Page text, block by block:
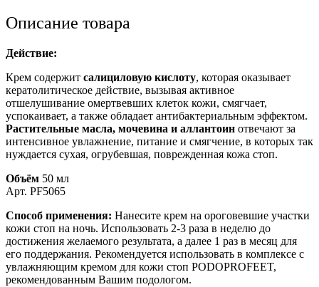
Описание товара
Действие:
Крем содержит салициловую кислоту, которая оказывает
кератолитическое действие, вызывая активное
отшелушивание омертвевших клеток кожи, смягчает,
успокаивает, а также обладает антибактериальным эффектом.
Растительные масла, мочевина и аллантоин отвечают за
интенсивное увлажнение, питание и смягчение, в которых так
нуждается сухая, огрубевшая, поврежденная кожа стоп.
Объём 50 мл
Арт. PF5065
Способ применения: Нанесите крем на ороговевшие участки
кожи стоп на ночь. Использовать 2-3 раза в неделю до
достижения желаемого результата, а далее 1 раз в месяц для
его поддержания. Рекомендуется использовать в комплексе с
увлажняющим кремом для кожи стоп PODOPROFEET,
рекомендованным Вашим подологом.